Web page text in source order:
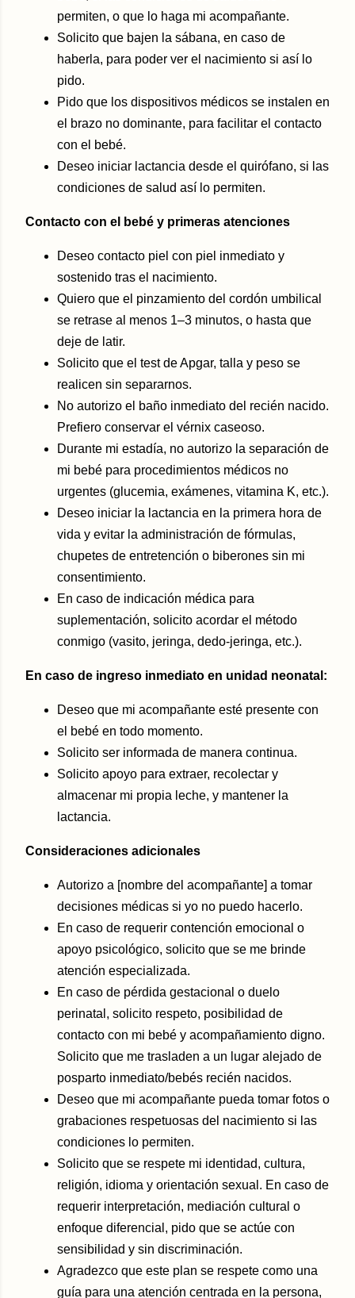
permiten, o que lo haga mi acompañante.
Solicito que bajen la sábana, en caso de
haberla, para poder ver el nacimiento si así lo
pido.
Pido que los dispositivos médicos se instalen en
el brazo no dominante, para facilitar el contacto
con el bebé.
Deseo iniciar lactancia desde el quirófano, si las
condiciones de salud así lo permiten.
Contacto con el bebé y primeras atenciones
Deseo contacto piel con piel inmediato y
sostenido tras el nacimiento.
Quiero que el pinzamiento del cordón umbilical
se retrase al menos 1–3 minutos, o hasta que
deje de latir.
Solicito que el test de Apgar, talla y peso se
realicen sin separarnos.
No autorizo el baño inmediato del recién nacido.
Prefiero conservar el vérnix caseoso.
Durante mi estadía, no autorizo la separación de
mi bebé para procedimientos médicos no
urgentes (glucemia, exámenes, vitamina K, etc.).
Deseo iniciar la lactancia en la primera hora de
vida y evitar la administración de fórmulas,
chupetes de entretención o biberones sin mi
consentimiento.
En caso de indicación médica para
suplementación, solicito acordar el método
conmigo (vasito, jeringa, dedo-jeringa, etc.).
En caso de ingreso inmediato en unidad neonatal:
Deseo que mi acompañante esté presente con
el bebé en todo momento.
Solicito ser informada de manera continua.
Solicito apoyo para extraer, recolectar y
almacenar mi propia leche, y mantener la
lactancia.
Consideraciones adicionales
Autorizo a [nombre del acompañante] a tomar
decisiones médicas si yo no puedo hacerlo.
En caso de requerir contención emocional o
apoyo psicológico, solicito que se me brinde
atención especializada.
En caso de pérdida gestacional o duelo
perinatal, solicito respeto, posibilidad de
contacto con mi bebé y acompañamiento digno.
Solicito que me trasladen a un lugar alejado de
posparto inmediato/bebés recién nacidos.
Deseo que mi acompañante pueda tomar fotos o
grabaciones respetuosas del nacimiento si las
condiciones lo permiten.
Solicito que se respete mi identidad, cultura,
religión, idioma y orientación sexual. En caso de
requerir interpretación, mediación cultural o
enfoque diferencial, pido que se actúe con
sensibilidad y sin discriminación.
Agradezco que este plan se respete como una
guía para una atención centrada en la persona,